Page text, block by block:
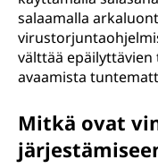
salaamalla
välttää
avaamista
Mitkä ovat